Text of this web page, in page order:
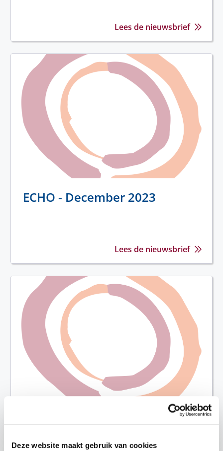
Deze website maakt gebruik van cookies
Lees de nieuwsbrief
ECHO - December 2023
Lees de nieuwsbrief